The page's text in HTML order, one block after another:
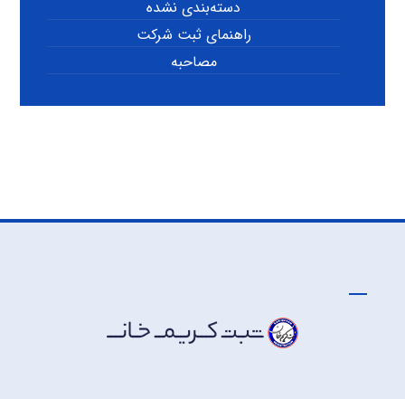
دسته‌بندی نشده
راهنمای ثبت شرکت
مصاحبه